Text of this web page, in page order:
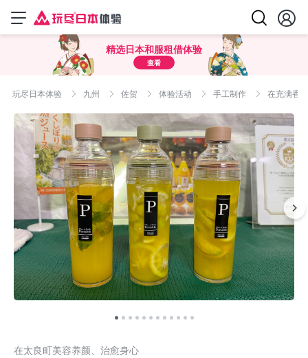
精选日本和服租借体验
查看
玩尽日本体验 九州 佐贺 体验活动 手工制作 在充满香
在太良町美容养颜、治愈身心